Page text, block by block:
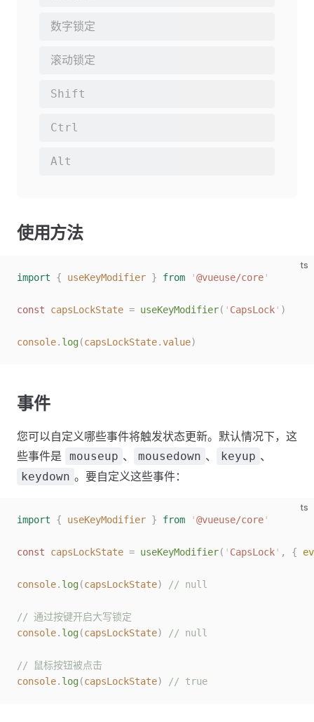
数字锁定
滚动锁定
Shift
Ctrl
Alt
使用方法
ts
import { useKeyModifier } from '@vueuse/core'
const capsLockState = useKeyModifier( ' CapsLock' )
console. log(capsLockState.value)
事件
您可以自定义哪些事件将触发状态更新。默认情况下，这
些事件是
mouseup 、 mousedown 、 keyup 、
keydown 。要自定义这些事件：
ts
import { useKeyModifier } from '@vueuse/core'
const capsLockState = useKeyModifier( ' CapsLock' , {
console. log(capsLockState) // null
// 通过按键开启大写锁定
console. log(capsLockState) // null
// 鼠标按钮被点击
console. log(capsLockState) // true